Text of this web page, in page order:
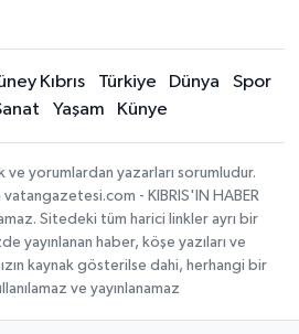
Kıbrıs Türkiye Dünya
Spor
Yaşam Künye
ve yorumlardan yazarları sorumludur.
vatangazetesi.com - KIBRIS'IN HABER
Sitedeki tüm harici linkler ayrı bir
yayınlanan haber, köşe yazıları ve
kaynak gösterilse dahi, herhangi bir
ve yayınlanamaz